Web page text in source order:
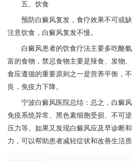
五、饮食
预防白癜风复发，食疗效果不可或缺
注意饮食，白癜风复发不慢。
白癜风患者的饮食疗法主要多吃酪氨
富的食物，禁忌食物主要是辣食、发物
食应遵循的重要原则之一是营养平衡，
良，免疫力下降。
宁波白癜风医院总结：总之，白癜
免疫系统异常、黑色素细胞受损、不可
压力等。如果又发现白癜风应及早诊断
力，可以帮助患者减轻症状和改善生活质